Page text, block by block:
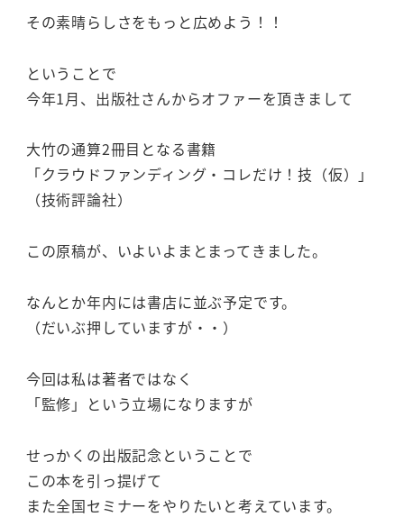
その素晴らしさをもっと広めよう！！
ということで
今年1月、出版社さんからオファーを頂きまして
大竹の通算2冊目となる書籍
「クラウドファンディング・コレだけ！技（仮）」
（技術評論社）
この原稿が、いよいよまとまってきました。
なんとか年内には書店に並ぶ予定です。
（だいぶ押していますが・・）
今回は私は著者ではなく
「監修」という立場になりますが
せっかくの出版記念ということで
この本を引っ提げて
また全国セミナーをやりたいと考えています。